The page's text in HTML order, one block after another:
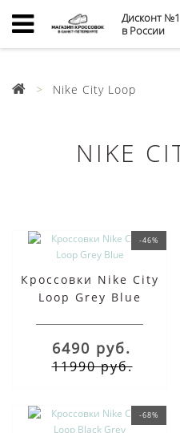
Дисконт №1
в России
Nike City Loop
NIKE
-46%
Кроссовки Nike City
Loop Grey Blue
6490 руб.
11990 руб.
-68%